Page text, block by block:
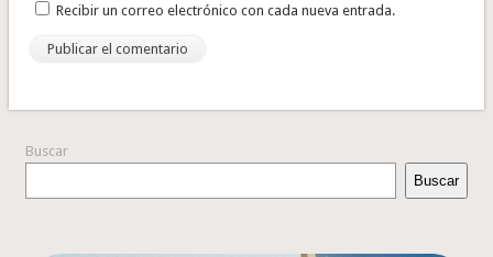
Recibir un correo electrónico con cada nueva entrada.
Buscar
Buscar